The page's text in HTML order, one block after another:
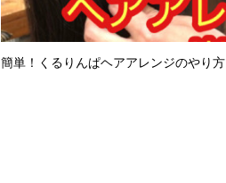
簡単！くるりんぱヘアアレンジのやり方